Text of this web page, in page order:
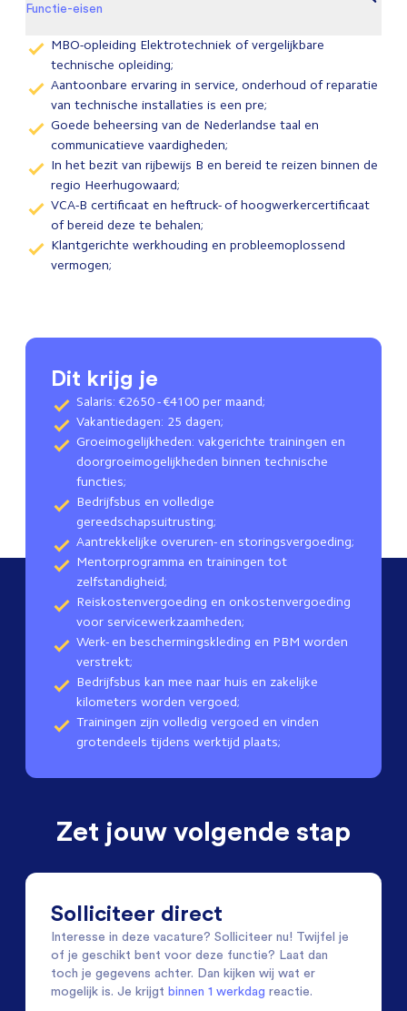
Functie-eisen
MBO-opleiding Elektrotechniek of vergelijkbare
technische opleiding;
Aantoonbare ervaring in service, onderhoud of reparatie
van technische installaties is een pre;
Goede beheersing van de Nederlandse taal en
communicatieve vaardigheden;
In het bezit van rijbewijs B en bereid te reizen binnen de
regio Heerhugowaard;
VCA-B certificaat en heftruck- of hoogwerkercertificaat
of bereid deze te behalen;
Klantgerichte werkhouding en probleemoplossend
vermogen;
Dit krijg je
Salaris: €2650 - €4100 per maand;
Vakantiedagen: 25 dagen;
Groeimogelijkheden: vakgerichte trainingen en
doorgroeimogelijkheden binnen technische
functies;
Bedrijfsbus en volledige
gereedschapsuitrusting;
Aantrekkelijke overuren- en storingsvergoeding;
Mentorprogramma en trainingen tot
zelfstandigheid;
Reiskostenvergoeding en onkostenvergoeding
voor servicewerkzaamheden;
Werk- en beschermingskleding en PBM worden
verstrekt;
Bedrijfsbus kan mee naar huis en zakelijke
kilometers worden vergoed;
Trainingen zijn volledig vergoed en vinden
grotendeels tijdens werktijd plaats;
Zet jouw volgende stap
Solliciteer direct
Interesse in deze vacature? Solliciteer nu! Twijfel je
of je geschikt bent voor deze functie? Laat dan
toch je gegevens achter. Dan kijken wij wat er
mogelijk is. Je krijgt binnen 1 werkdag reactie.